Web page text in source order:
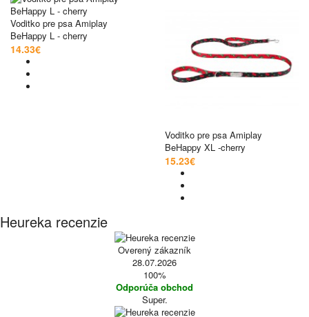
Voditko pre psa Amiplay
BeHappy L - cherry
14.33€
Voditko pre psa Amiplay
BeHappy XL -cherry
15.23€
Heureka recenzie
Overený zákazník
28.07.2026
100%
Odporúča obchod
Super.